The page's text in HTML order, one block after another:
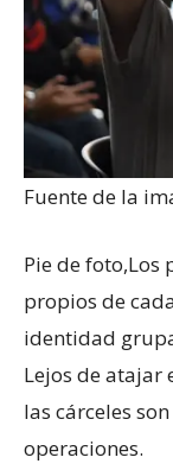
Fuente de la
Pie de foto,Los
propios de
identidad
Lejos de atajar
las cárceles
operaciones.